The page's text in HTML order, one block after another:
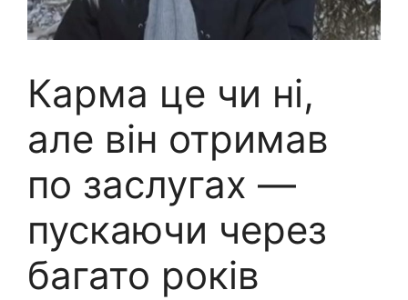
Карма це чи ні,
але він отримав
по заслугах —
пускаючи через
багато років